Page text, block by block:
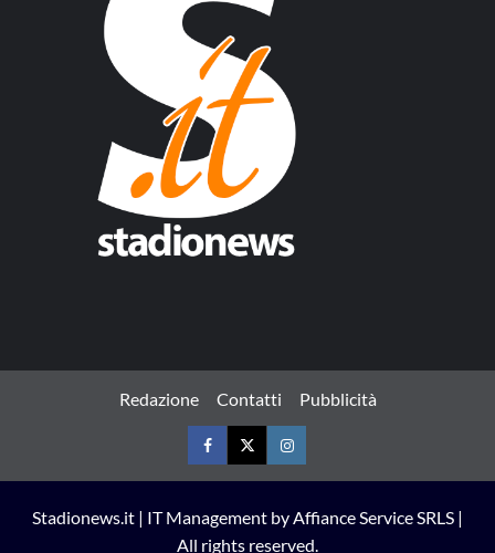
Redazione Contatti Pubblicità
FacebookTwitterInstagram
Stadionews.it | IT Management by Affiance Service SRLS |
All rights reserved.